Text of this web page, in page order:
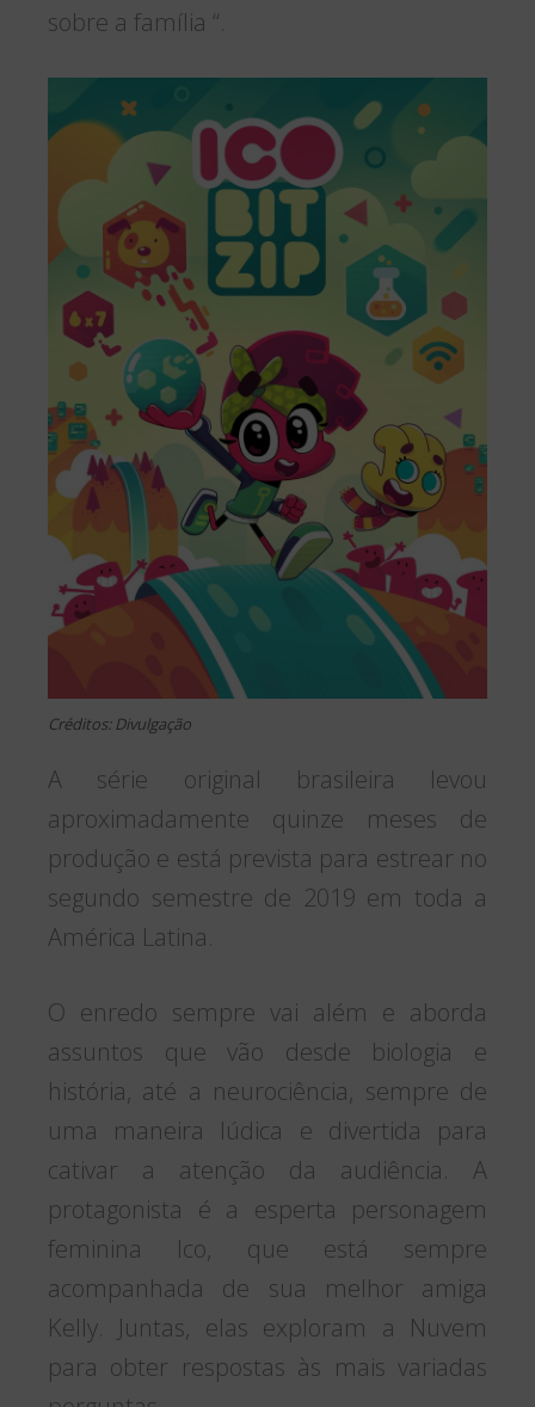
sobre a família “.
Créditos: Divulgação
A série original brasileira levou
aproximadamente quinze meses de
produção e está prevista para estrear no
segundo semestre de 2019 em toda a
América Latina.
O enredo sempre vai além e aborda
assuntos que vão desde biologia e
história, até a neurociência, sempre de
uma maneira lúdica e divertida para
cativar a atenção da audiência. A
protagonista é a esperta personagem
feminina Ico, que está sempre
acompanhada de sua melhor amiga
Kelly. Juntas, elas exploram a Nuvem
para obter respostas às mais variadas